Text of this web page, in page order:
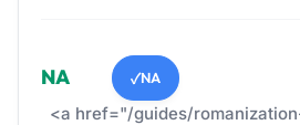
NA ✓NA
<a href="/guides/